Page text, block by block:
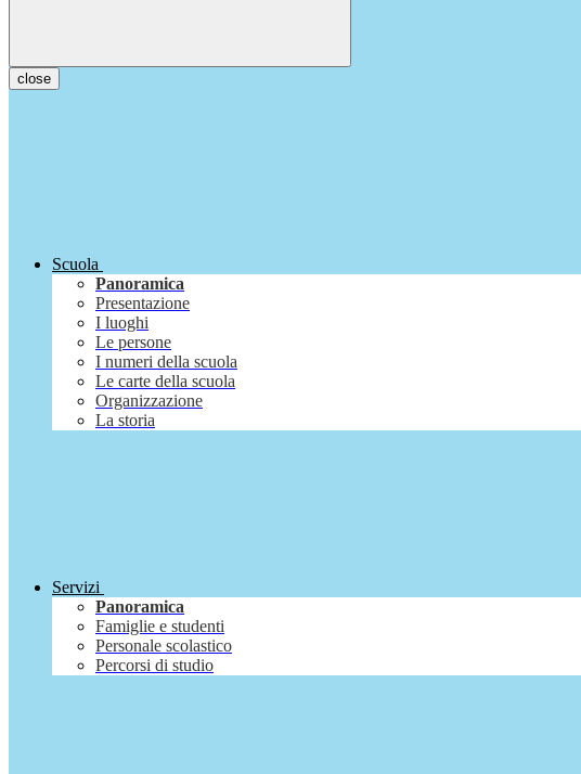
close
Scuola
Panoramica
Presentazione
I luoghi
Le persone
I numeri della scuola
Le carte della scuola
Organizzazione
La storia
Servizi
Panoramica
Famiglie e studenti
Personale scolastico
Percorsi di studio